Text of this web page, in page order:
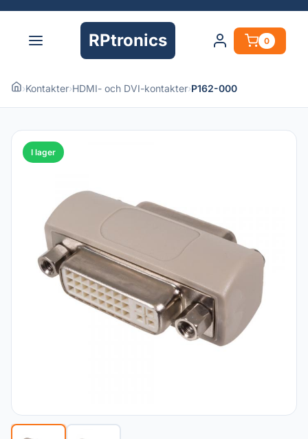
RPtronics 0
›Kontakter›HDMI- och DVI-kontakter›P162-000
I lager